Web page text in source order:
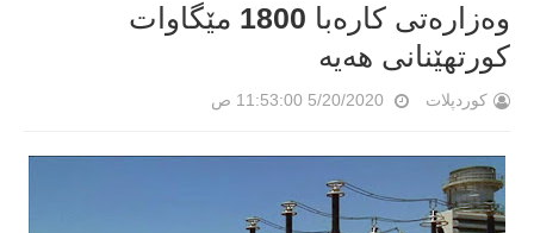
وەزارەتی كارەبا 1800 مێگاوات
کورتهێنانی هەیە
کوردپلات 5/20/2020 11:53:00 ص